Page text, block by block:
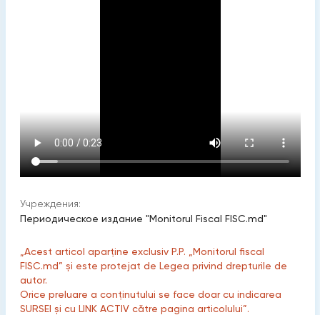
Учреждения:
Периодическое издание "Monitorul Fiscal FISC.md"
„Acest articol aparține exclusiv P.P. „Monitorul fiscal
FISC.md” și este protejat de Legea privind drepturile de
autor.
Orice preluare a conținutului se face doar cu indicarea
SURSEI și cu LINK ACTIV către pagina articolului”.